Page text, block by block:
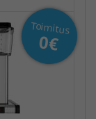
Toimitus
0€